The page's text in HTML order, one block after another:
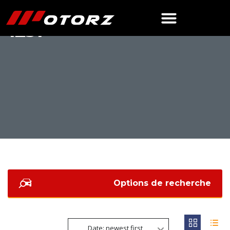
1231
Options de recherche
Date: newest first